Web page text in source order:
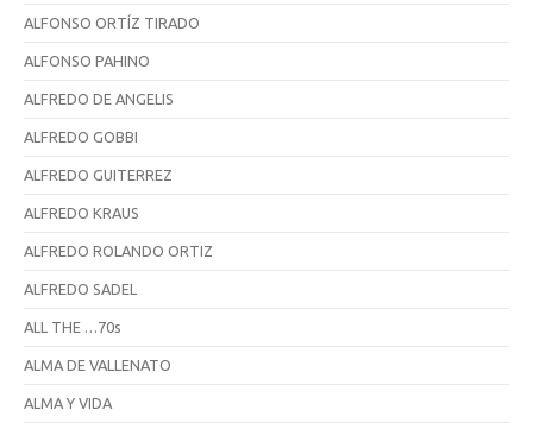
ALFONSO ORTÍZ TIRADO
ALFONSO PAHINO
ALFREDO DE ANGELIS
ALFREDO GOBBI
ALFREDO GUITERREZ
ALFREDO KRAUS
ALFREDO ROLANDO ORTIZ
ALFREDO SADEL
ALL THE …70s
ALMA DE VALLENATO
ALMA Y VIDA